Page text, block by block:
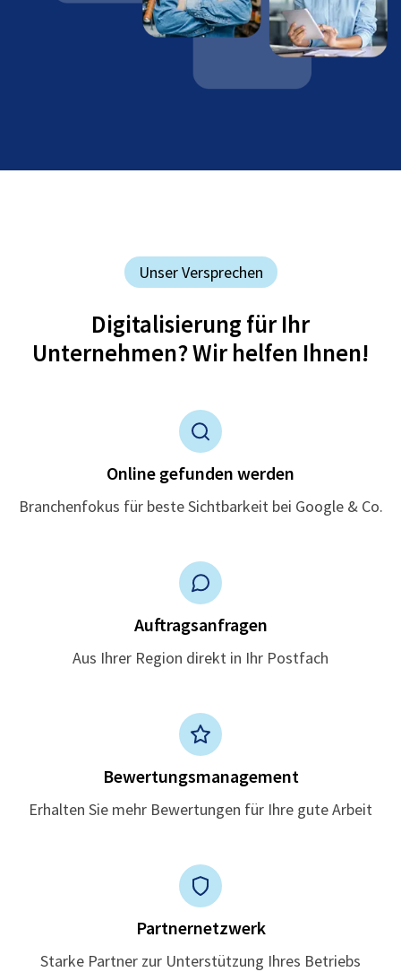
Unser Versprechen
Digitalisierung für Ihr
Unternehmen? Wir helfen Ihnen!
Online gefunden werden
Branchenfokus für beste Sichtbarkeit bei Google & Co.
Auftragsanfragen
Aus Ihrer Region direkt in Ihr Postfach
Bewertungsmanagement
Erhalten Sie mehr Bewertungen für Ihre gute Arbeit
Partnernetzwerk
Starke Partner zur Unterstützung Ihres Betriebs